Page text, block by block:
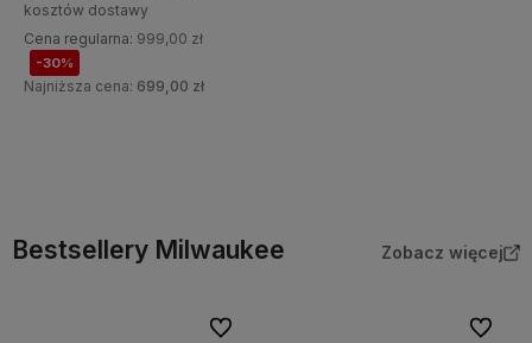
kosztów dostawy
Cena regularna: 999,00 zł
-30%
Najniższa cena: 699,00 zł
Bestsellery Milwaukee Zobacz więcej
Do ulubionych Do